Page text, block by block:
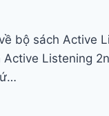
bộ sách Active
Active Listening